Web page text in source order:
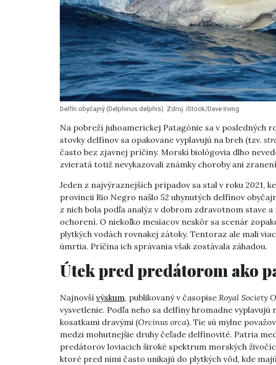
Delfín obyčajný (Delphinus delphis). Zdroj: iStock/Dave Irving
Na pobreží juhoamerickej Patagónie sa v posledných
stovky delfínov sa opakovane vyplavujú na breh (tzv.
často bez zjavnej príčiny. Morskí biológovia dlho
zvieratá totiž nevykazovali známky choroby ani
Jeden z najvýraznejších prípadov sa stal v roku 2021,
provincii Rio Negro našlo 52 uhynutých delfínov
z nich bola podľa analýz v dobrom zdravotnom stave
ochorení. O niekoľko mesiacov neskôr sa scenár
plytkých vodách rovnakej zátoky. Tentoraz ale mali
úmrtia. Príčina ich správania však zostávala záhadou.
Útek pred predátorom ako
Najnovší výskum, publikovaný v časopise Royal Society
vysvetlenie. Podľa neho sa delfíny hromadne
kosatkami dravými (Orcinus orca). Tie sú mylne
medzi mohutnejšie druhy čeľade delfínovité. Patria
predátorov loviacich široké spektrum morských
ktoré pred nimi často unikajú do plytkých vôd, kde